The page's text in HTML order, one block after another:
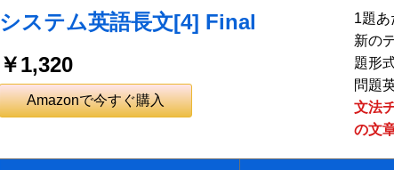
システム英語長文[4] Final
￥1,320
Amazonで今すぐ購入
1題
新の
題形
問題
文法
の文